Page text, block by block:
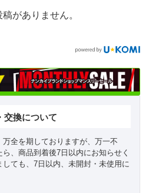
がありません。
交換について
全を期しておりますが、万一不
、商品到着後7日以内にお知らせく
ても、7日以内、未開封・未使用に